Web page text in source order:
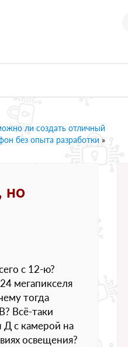
ли создать отличный
без опыта разработки »
но
с 12-ю?
мегапикселя
тогда
Всё-таки
Д с камерой на
освещения?